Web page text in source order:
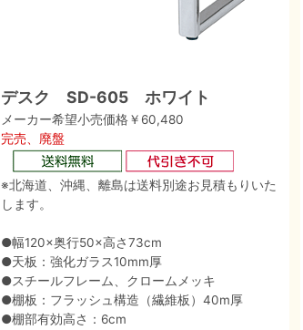
デスク SD-605 ホワイト
メーカー希望小売価格￥60,480
完売、廃盤
※北海道、沖縄、離島は送料別途お見積もりいた
します。
●幅120×奥行50×高さ73cm
●天板：強化ガラス10mm厚
●スチールフレーム、クロームメッキ
●棚板：フラッシュ構造（繊維板）40m厚
●棚部有効高さ：6cm